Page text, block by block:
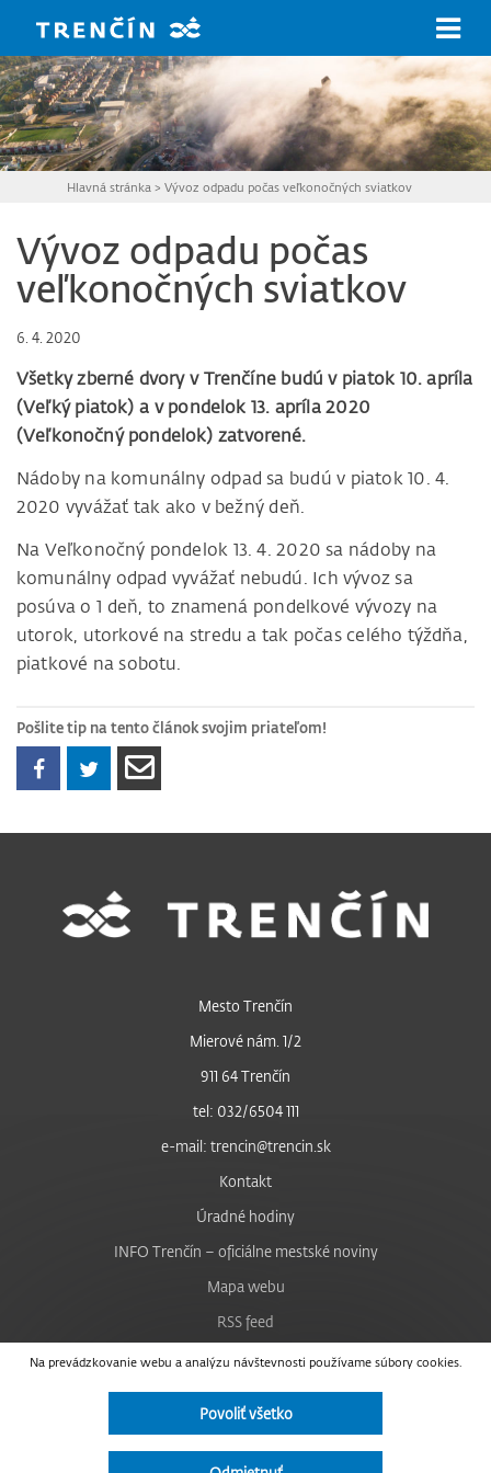
Hlavná stránka > Vývoz odpadu počas veľkonočných sviatkov
Vývoz odpadu počas
veľkonočných sviatkov
6. 4. 2020
Všetky zberné dvory v Trenčíne budú v piatok 10. apríla
(Veľký piatok) a v pondelok 13. apríla 2020
(Veľkonočný pondelok) zatvorené.
Nádoby na komunálny odpad sa budú v piatok 10. 4.
2020 vyvážať tak ako v bežný deň.
Na Veľkonočný pondelok 13. 4. 2020 sa nádoby na
komunálny odpad vyvážať nebudú. Ich vývoz sa
posúva o 1 deň, to znamená pondelkové vývozy na
utorok, utorkové na stredu a tak počas celého týždňa,
piatkové na sobotu.
Pošlite tip na tento článok svojim priateľom!
Na prevádzkovanie webu a analýzu návštevnosti používame súbory cookies.
Povoliť všetko
Mesto Trenčín
Mierové nám. 1/2
911 64 Trenčín
tel: 032/6504 111
e-mail: trencin@trencin.sk
Kontakt
Úradné hodiny
INFO Trenčín – oficiálne mestské noviny
Mapa webu
RSS feed
Nastavenie cookies
Facebook
Instagram